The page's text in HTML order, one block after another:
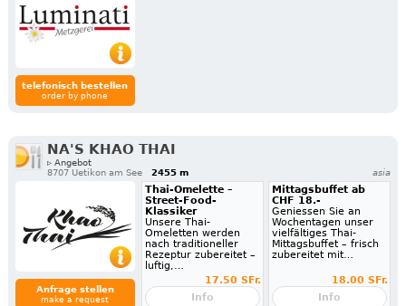
telefonisch bestellen
order by phone
NA'S KHAO THAI
▹ Angebot
8707 Uetikon am See
2455 m asia
Anfrage stellen
make a request
Thai-Omelette –
Street-Food-
Klassiker
Unsere Thai-
Omeletten werden
nach traditioneller
Rezeptur zubereitet –
luftig,…
17.50 SFr.
Info
Mittagsbuffet ab
CHF 18.-
Geniessen Sie an
Wochentagen unser
vielfältiges Thai-
Mittagsbuffet – frisch
zubereitet mit…
18.00 SFr.
Info